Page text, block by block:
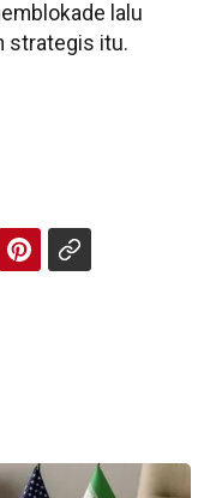
lalu
strategis itu.